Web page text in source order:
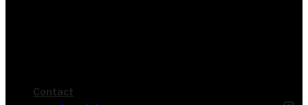
Cont­act